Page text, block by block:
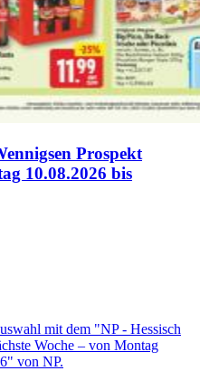
Prospekt
10.08.2026 bis
mit dem "NP - Hessisch
Woche – von Montag
von NP.